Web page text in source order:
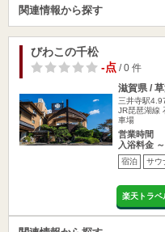
関連情報から探す
びわこの千松
-点/ 0 件
滋賀県 /
三井寺駅
JR琵琶湖線
車場
営業時間
入浴料金 ～
宿泊 サウ
楽天トラベ